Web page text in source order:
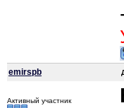
emirspb
Активный участник